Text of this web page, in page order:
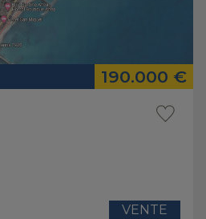
190.000 €
VENTE